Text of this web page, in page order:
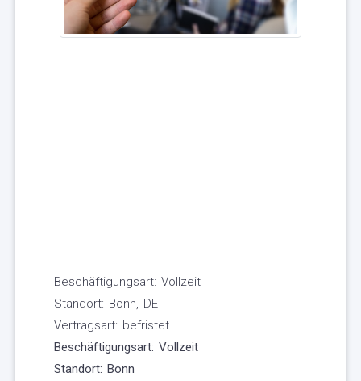
Beschäftigungsart: Vollzeit
Standort: Bonn, DE
Vertragsart: befristet
Beschäftigungsart: Vollzeit
Standort: Bonn